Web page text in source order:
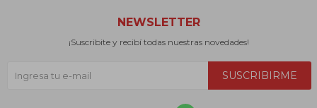
NEWSLETTER
¡Suscribite y recibí todas nuestras novedades!
SUSCRIBIRME